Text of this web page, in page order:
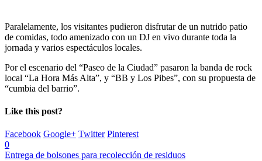
Paralelamente, los visitantes pudieron disfrutar de un nutrido patio
de comidas, todo amenizado con un DJ en vivo durante toda la
jornada y varios espectáculos locales.
Por el escenario del “Paseo de la Ciudad” pasaron la banda de rock
local “La Hora Más Alta”, y “BB y Los Pibes”, con su propuesta de
“cumbia del barrio”.
Like this post?
Facebook Google+ Twitter Pinterest
0
Entrega de bolsones para recolección de residuos